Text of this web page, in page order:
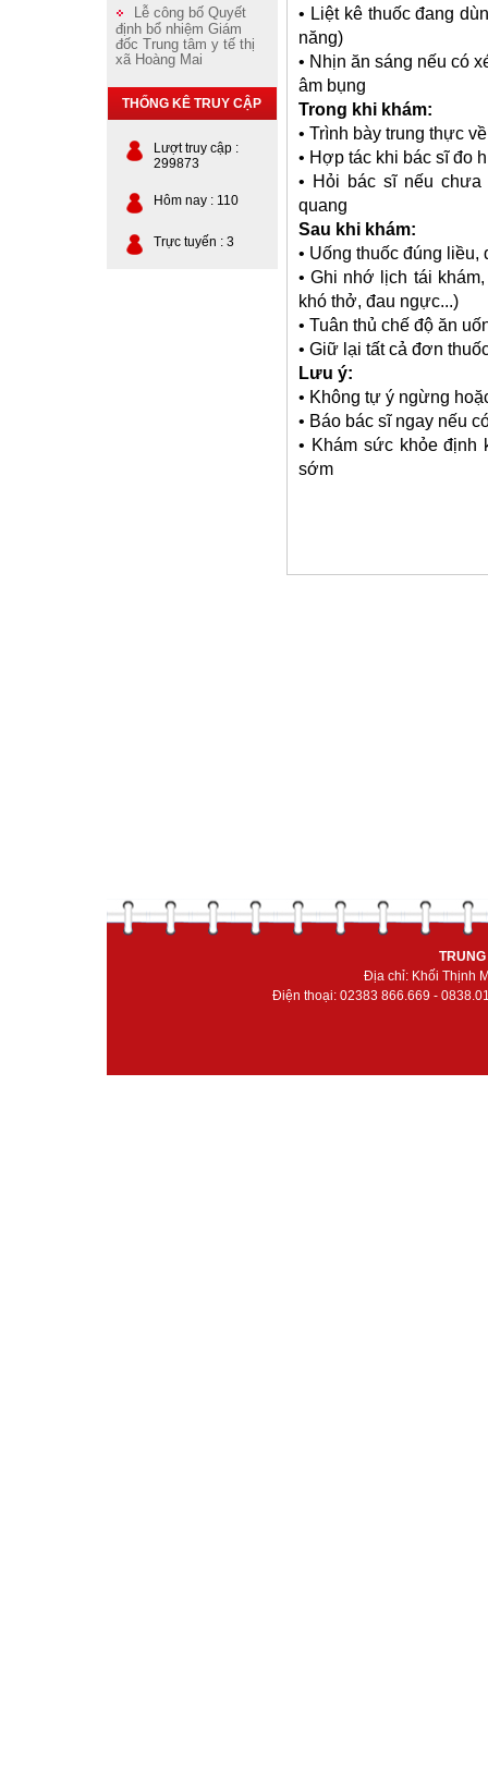
Lễ công bố Quyết
định bổ nhiệm Giám
đốc Trung tâm y tế thị
xã Hoàng Mai
THỐNG KÊ TRUY CẬP
Lượt truy cập :
299873
Hôm nay : 110
Trực tuyến : 3
• Liệt kê thuốc đang
năng)
• Nhịn ăn sáng nếu có
âm bụng
Trong khi khám:
• Trình bày trung thực
• Hợp tác khi bác sĩ đo
• Hỏi bác sĩ nếu chưa
quang
Sau khi khám:
• Uống thuốc đúng liều,
• Ghi nhớ lịch tái
khó thở, đau ngực...)
• Tuân thủ chế độ ăn
• Giữ lại tất cả đơn
Lưu ý:
• Không tự ý ngừng
• Báo bác sĩ ngay nếu
• Khám sức khỏe định
sớm
Địa chỉ: Khối Thịnh
Điện thoại: 02383 866.669 -